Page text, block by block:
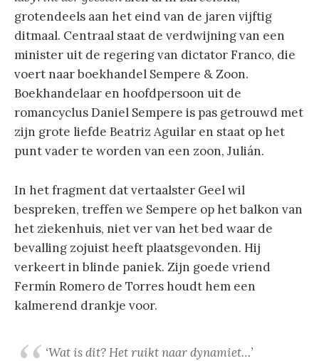
grotendeels aan het eind van de jaren vijftig
ditmaal. Centraal staat de verdwijning van een
minister uit de regering van dictator Franco, die
voert naar boekhandel Sempere & Zoon.
Boekhandelaar en hoofdpersoon uit de
romancyclus Daniel Sempere is pas getrouwd met
zijn grote liefde Beatriz Aguilar en staat op het
punt vader te worden van een zoon, Julián.
In het fragment dat vertaalster Geel wil
bespreken, treffen we Sempere op het balkon van
het ziekenhuis, niet ver van het bed waar de
bevalling zojuist heeft plaatsgevonden. Hij
verkeert in blinde paniek. Zijn goede vriend
Fermín Romero de Torres houdt hem een
kalmerend drankje voor.
‘Wat is dit? Het ruikt naar dynamiet…’